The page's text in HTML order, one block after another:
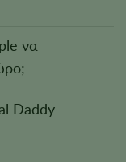
να
Daddy